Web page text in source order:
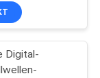
Digital-